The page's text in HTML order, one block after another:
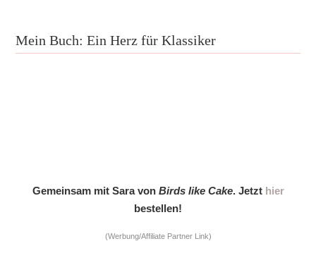
Mein Buch: Ein Herz für Klassiker
Gemeinsam mit Sara von Birds like Cake. Jetzt hier
bestellen!
(Werbung/Affiliate Partner Link)